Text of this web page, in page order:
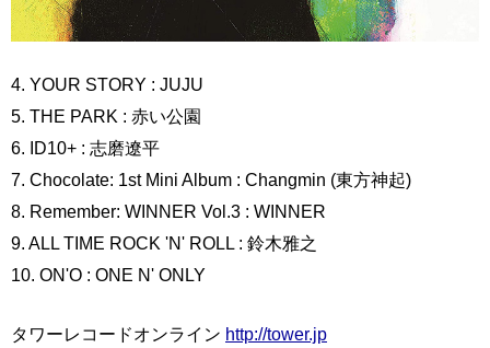
4. YOUR STORY : JUJU
5. THE PARK : 赤い公園
6. ID10+ : 志磨遼平
7. Chocolate: 1st Mini Album : Changmin (東方神起)
8. Remember: WINNER Vol.3 : WINNER
9. ALL TIME ROCK 'N' ROLL : 鈴木雅之
10. ON'O : ONE N' ONLY
タワーレコードオンライン http://tower.jp